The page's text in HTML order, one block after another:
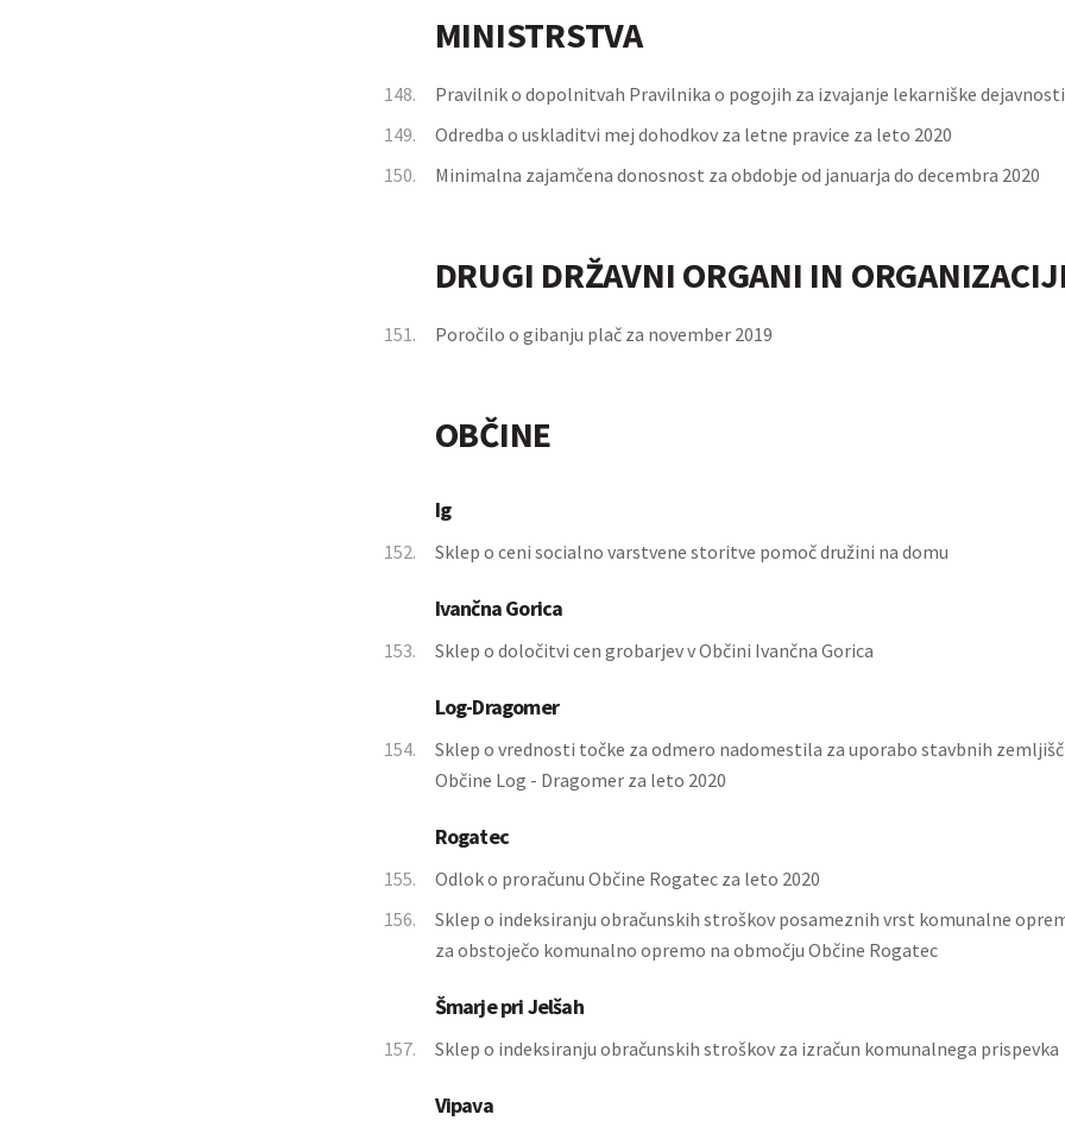
MINISTRSTVA
148.
Pravilnik o dopolnitvah Pravilnika o pogojih za izvajanje lekarniške dejavnosti
149.
Odredba o uskladitvi mej dohodkov za letne pravice za leto 2020
150.
Minimalna zajamčena donosnost za obdobje od januarja do decembra 2020
DRUGI DRŽAVNI ORGANI IN
151. Poročilo o gibanju plač za november 2019
OBČINE
Ig
152. Sklep o ceni socialno varstvene storitve pomoč družini na domu
Ivančna Gorica
153. Sklep o določitvi cen grobarjev v Občini Ivančna Gorica
Log-Dragomer
154.
Sklep o vrednosti točke za odmero nadomestila za uporabo stavbnih
Občine Log - Dragomer za leto 2020
Rogatec
155.
Odlok o proračunu Občine Rogatec za leto 2020
156.
Sklep o indeksiranju obračunskih stroškov posameznih vrst komunalne
za obstoječo komunalno opremo na območju Občine Rogatec
Šmarje pri Jelšah
157. Sklep o indeksiranju obračunskih stroškov za izračun komunalnega prispevka
Vipava